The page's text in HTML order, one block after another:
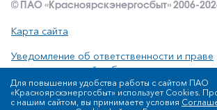
© ПАО «Красноярскэнергосбыт» 2006-
Карта сайта
Уведомление об ответственности и праве
интеллектуальной собственности
Политика ПАО «Красноярскэнергосбыт» в
Для повышения удобства работы с сайтом ПАО
«Красноярскэнергосбыт» использует Cookies.
с нашим сайтом, вы принимаете условия